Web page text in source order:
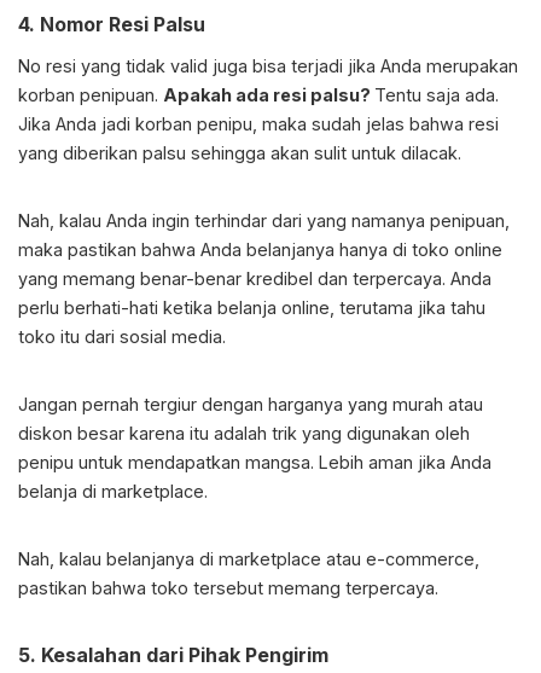
4. Nomor Resi Palsu
No resi yang tidak valid juga bisa terjadi jika Anda merupakan
korban penipuan. Apakah ada resi palsu? Tentu saja ada.
Jika Anda jadi korban penipu, maka sudah jelas bahwa resi
yang diberikan palsu sehingga akan sulit untuk dilacak.
Nah, kalau Anda ingin terhindar dari yang namanya penipuan,
maka pastikan bahwa Anda belanjanya hanya di toko online
yang memang benar-benar kredibel dan terpercaya. Anda
perlu berhati-hati ketika belanja online, terutama jika tahu
toko itu dari sosial media.
Jangan pernah tergiur dengan harganya yang murah atau
diskon besar karena itu adalah trik yang digunakan oleh
penipu untuk mendapatkan mangsa. Lebih aman jika Anda
belanja di marketplace.
Nah, kalau belanjanya di marketplace atau e-commerce,
pastikan bahwa toko tersebut memang terpercaya.
5. Kesalahan dari Pihak Pengirim